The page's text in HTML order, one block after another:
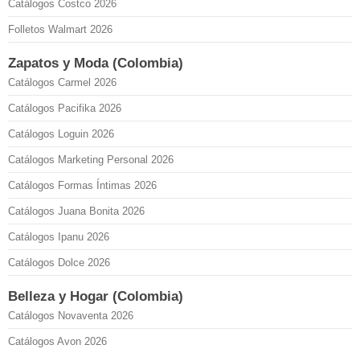
Catálogos Costco 2026
Folletos Walmart 2026
Zapatos y Moda (Colombia)
Catálogos Carmel 2026
Catálogos Pacifika 2026
Catálogos Loguin 2026
Catálogos Marketing Personal 2026
Catálogos Formas Íntimas 2026
Catálogos Juana Bonita 2026
Catálogos Ipanu 2026
Catálogos Dolce 2026
Belleza y Hogar (Colombia)
Catálogos Novaventa 2026
Catálogos Avon 2026